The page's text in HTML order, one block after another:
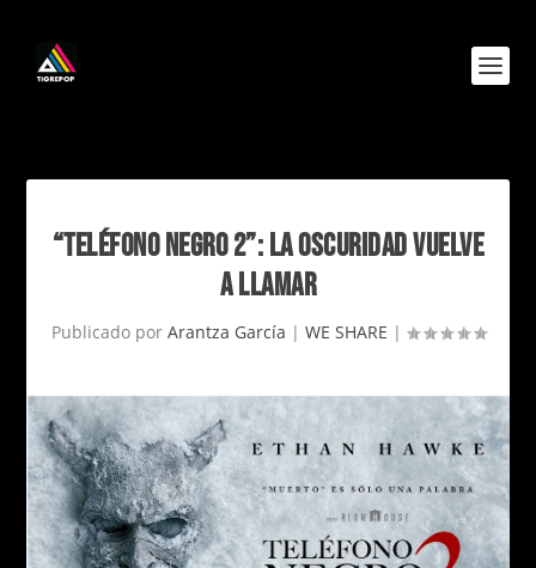
“TELÉFONO NEGRO 2”: LA OSCURIDAD VUELVE
A LLAMAR
Publicado por Arantza García | WE SHARE |